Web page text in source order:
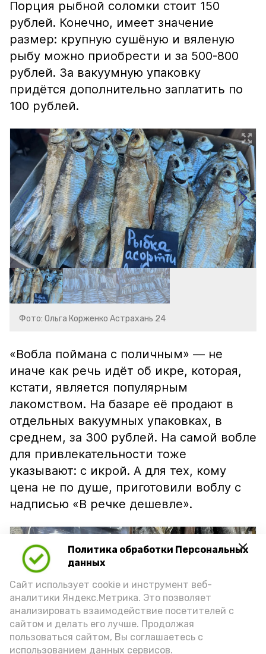
Политика обработки Персональных
данных
Сайт использует cookie и инструмент веб-
аналитики Яндекс.Метрика. Это позволяет
анализировать взаимодействие посетителей с
сайтом и делать его лучше. Продолжая
пользоваться сайтом, Вы соглашаетесь с
использованием данных сервисов.
Порция рыбной соломки стоит 150
рублей. Конечно, имеет значение
размер: крупную сушёную и вяленую
рыбу можно приобрести и за 500-800
рублей. За вакуумную упаковку
придётся дополнительно заплатить по
100 рублей.
Фото: Ольга Корженко Астрахань 24
«Вобла поймана с поличным» — не
иначе как речь идёт об икре, которая,
кстати, является популярным
лакомством. На базаре её продают в
отдельных вакуумных упаковках, в
среднем, за 300 рублей. На самой вобле
для привлекательности тоже
указывают: с икрой. А для тех, кому
цена не по душе, приготовили воблу с
надписью «В речке дешевле».